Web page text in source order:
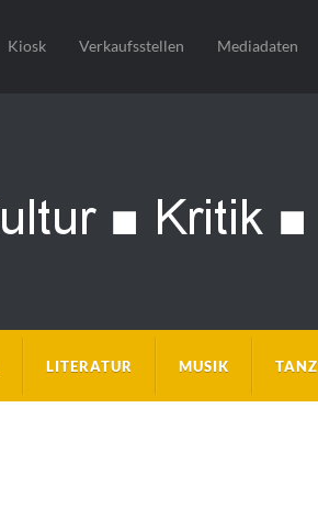
Kiosk Verkaufsstellen Mediadaten
LITERATUR MUSIK TANZ